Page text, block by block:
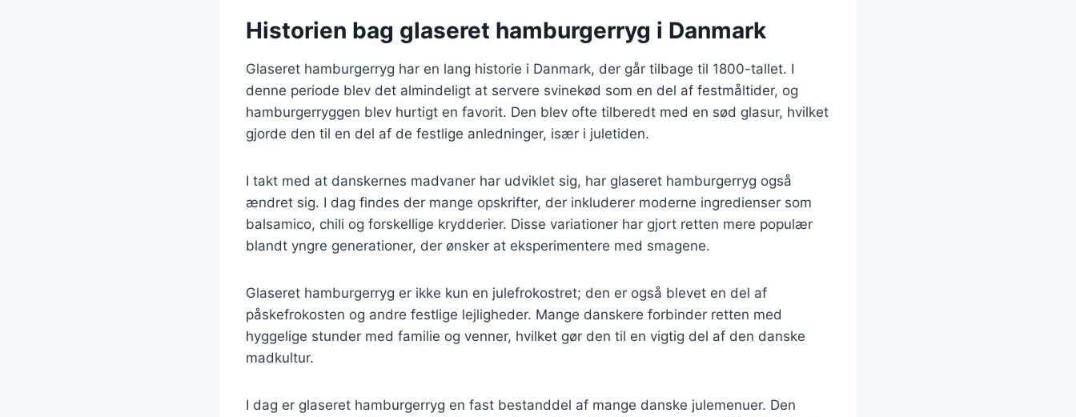
Historien bag glaseret hamburgerryg i Danmark
Glaseret hamburgerryg har en lang historie i Danmark, der går tilbage til 1800-tallet. I
denne periode blev det almindeligt at servere svinekød som en del af festmåltider, og
hamburgerryggen blev hurtigt en favorit. Den blev ofte tilberedt med en sød glasur, hvilket
gjorde den til en del af de festlige anledninger, især i juletiden.
I takt med at danskernes madvaner har udviklet sig, har glaseret hamburgerryg også
ændret sig. I dag findes der mange opskrifter, der inkluderer moderne ingredienser som
balsamico, chili og forskellige krydderier. Disse variationer har gjort retten mere populær
blandt yngre generationer, der ønsker at eksperimentere med smagene.
Glaseret hamburgerryg er ikke kun en julefrokostret; den er også blevet en del af
påskefrokosten og andre festlige lejligheder. Mange danskere forbinder retten med
hyggelige stunder med familie og venner, hvilket gør den til en vigtig del af den danske
madkultur.
I dag er glaseret hamburgerryg en fast bestanddel af mange danske julemenuer. Den